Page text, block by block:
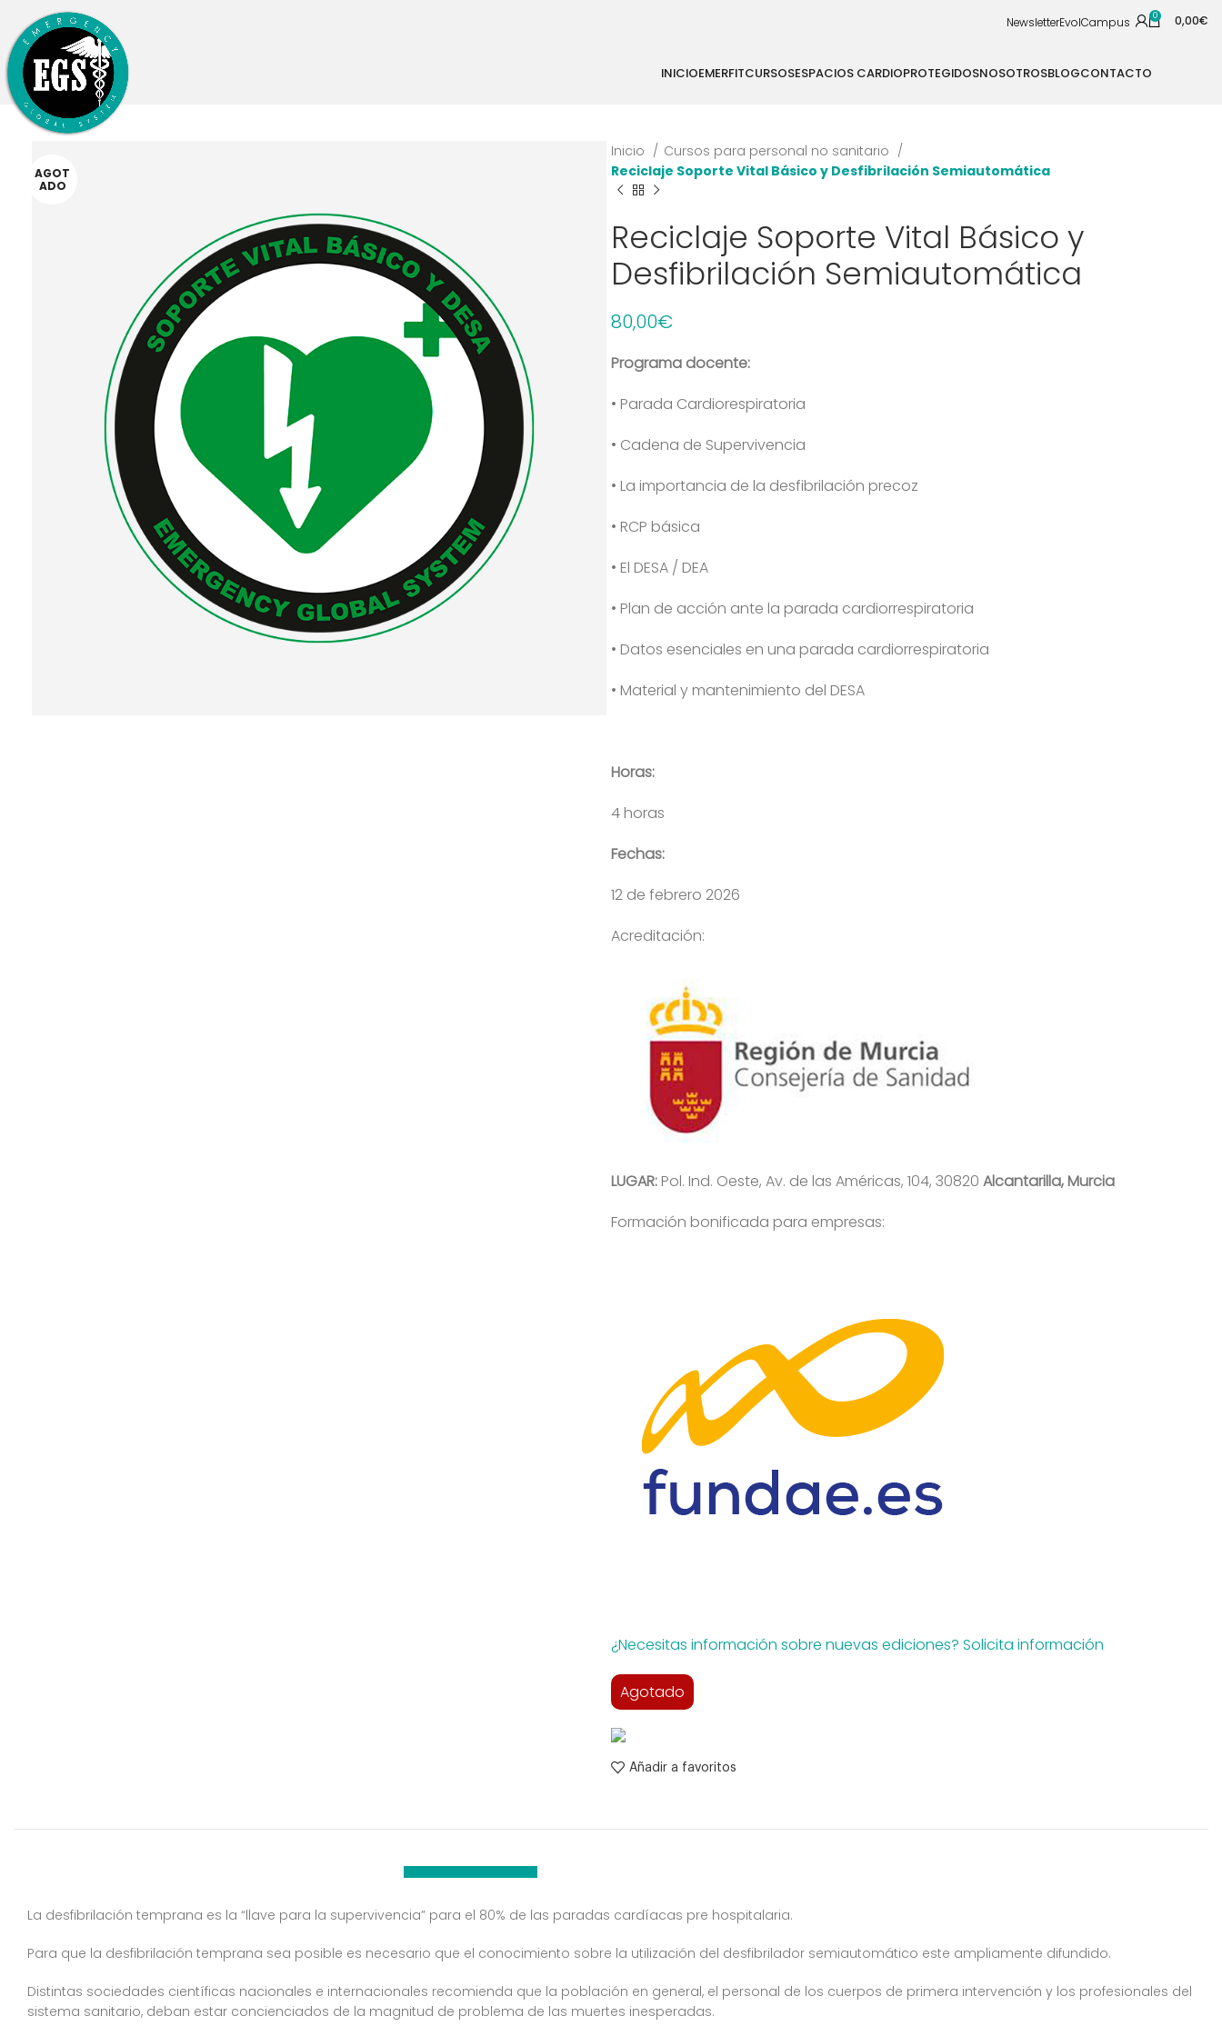
NewsletterEvolCampus 0 0,00€
INICIOEMERFITCURSOSESPACIOS CARDIOPROTEGIDOSNOSOTROSBLOGCONTACTO
AGOT
ADO
Inicio
Cursos para personal no sanitario
Reciclaje Soporte Vital Básico y Desfibrilación Semiautomática
Reciclaje Soporte Vital Básico y
Desfibrilación Semiautomática
80,00€
Programa docente:
• Parada Cardiorespiratoria
• Cadena de Supervivencia
• La importancia de la desfibrilación precoz
• RCP básica
• El DESA / DEA
• Plan de acción ante la parada cardiorrespiratoria
• Datos esenciales en una parada cardiorrespiratoria
• Material y mantenimiento del DESA
Horas:
4 horas
Fechas:
12 de febrero 2026
Acreditación:
LUGAR:Pol. Ind. Oeste, Av. de las Américas, 104, 30820 Alcantarilla, Murcia
Formación bonificada para empresas:
¿Necesitas información sobre nuevas ediciones? Solicita información
Agotado
Añadir a favoritos
La desfibrilación temprana es la “llave para la supervivencia” para el 80% de las paradas cardíacas pre hospitalaria.
Para que la desfibrilación temprana sea posible es necesario que el conocimiento sobre la utilización del desfibrilador semiautomático este ampliamente difundido.
Distintas sociedades científicas nacionales e internacionales recomienda que la población en general, el personal de los cuerpos de primera intervención y los profesionales del
sistema sanitario, deban estar concienciados de la magnitud de problema de las muertes inesperadas.